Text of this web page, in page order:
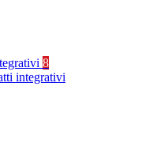
8
integrativi